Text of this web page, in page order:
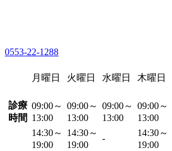
0553-22-1288
月曜日 火曜日 水曜日 木曜日
診療
時間
09:00～
13:00
09:00～
13:00
09:00～
13:00
09:00～
13:00
14:30～
19:00
14:30～
19:00
-
14:30～
19:00